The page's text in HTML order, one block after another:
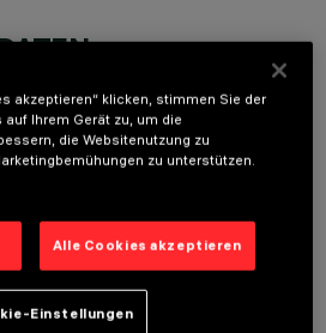
to use RGBW LED lamps
48V dc with DMX512-RDM
optic. Ground-, wall- and ceiling-
a lower box for the DMX driver
to be ordered separately.
and box, with die-cast aluminium
akzeptieren“ klicken, stimmen Sie der
Ihrem Gerät zu, um die
die Websitenutzung zu
zu unterstützen.
Alle Cookies akzeptieren
Einstellungen